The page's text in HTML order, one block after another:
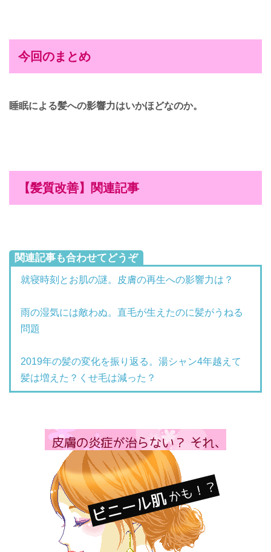
今回のまとめ
睡眠による髪への影響力はいかほどなのか。
【髪質改善】関連記事
関連記事も合わせてどうぞ
就寝時刻とお肌の謎。皮膚の再生への影響力は？
雨の湿気には敵わぬ。直毛が生えたのに髪がうねる
問題
2019年の髪の変化を振り返る。湯シャン4年越えて
髪は増えた？くせ毛は減った？